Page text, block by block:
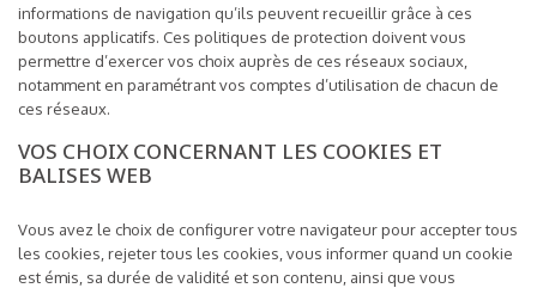
informations de navigation qu’ils peuvent recueillir grâce à ces
boutons applicatifs. Ces politiques de protection doivent vous
permettre d’exercer vos choix auprès de ces réseaux sociaux,
notamment en paramétrant vos comptes d’utilisation de chacun de
ces réseaux.
VOS CHOIX CONCERNANT LES COOKIES ET
BALISES WEB
Vous avez le choix de configurer votre navigateur pour accepter tous
les cookies, rejeter tous les cookies, vous informer quand un cookie
est émis, sa durée de validité et son contenu, ainsi que vous